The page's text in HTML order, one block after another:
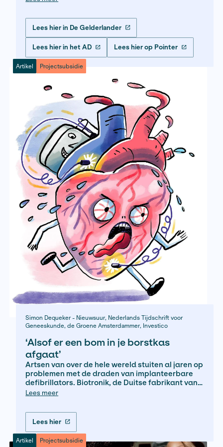
tot neofascisten en voetballende nonnen
het zelfbeeld van Italië hebben gevormd.
resultaat is een scherp, meeslepend
een land dat wereldwijd wordt
waar veel inwoners met een heel andere
kijken.
Artikel Projectsubsidie